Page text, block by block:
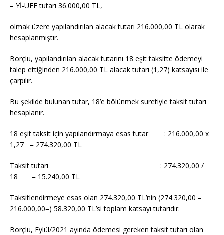
– Yİ-ÜFE tutarı 36.000,00 TL,
olmak üzere yapılandırılan alacak tutarı 216.000,00 TL olarak
hesaplanmıştır.
Borçlu, yapılandırılan alacak tutarını 18 eşit taksitte ödemeyi
talep ettiğinden 216.000,00 TL alacak tutarı (1,27) katsayısı ile
çarpılır.
Bu şekilde bulunan tutar, 18’e bölünmek suretiyle taksit tutarı
hesaplanır.
18 eşit taksit için yapılandırmaya esas tutar : 216.000,00 x
1,27 = 274.320,00 TL
Taksit tutarı : 274.320,00 /
18 = 15.240,00 TL
Taksitlendirmeye esas olan 274.320,00 TL’nin (274.320,00 –
216.000,00=) 58.320,00 TL’si toplam katsayı tutarıdır.
Borçlu, Eylül/2021 ayında ödemesi gereken taksit tutarı olan